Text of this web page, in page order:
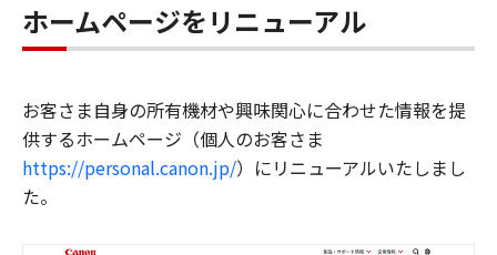
ホームページをリニューアル
お客さま自身の所有機材や興味関心に合わせた情報を提
供するホームページ（個人のお客さま
https://personal.canon.jp/）にリニューアルいたしまし
た。